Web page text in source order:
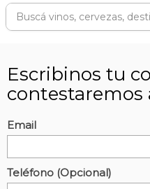
Escribinos tu
contestaremos
Email
Teléfono (Opcional)